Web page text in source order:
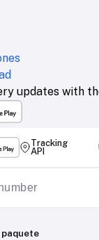
updates with
Tracking
API